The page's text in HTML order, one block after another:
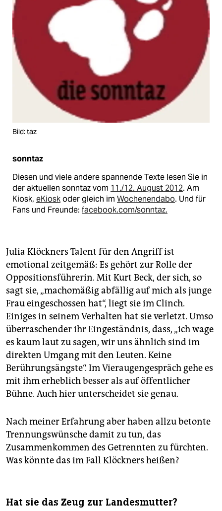
Bild: taz
sonntaz
Diesen und viele andere spannende Texte lesen Sie in
der aktuellen sonntaz vom 11./12. August 2012. Am
Kiosk, eKioskoder gleich im Wochenendabo. Und für
Fans und Freunde: facebook.com/sonntaz.
Julia Klöckners Talent für den Angriff ist
emotional zeitgemäß: Es gehört zur Rolle der
Oppositionsführerin. Mit Kurt Beck, der sich, so
sagt sie, „machomäßig abfällig auf mich als junge
Frau eingeschossen hat“, liegt sie im Clinch.
Einiges in seinem Verhalten hat sie verletzt. Umso
überraschender ihr Eingeständnis, dass, „ich wage
es kaum laut zu sagen, wir uns ähnlich sind im
direkten Umgang mit den Leuten. Keine
Berührungsängste“. Im Vieraugengespräch gehe es
mit ihm erheblich besser als auf öffentlicher
Bühne. Auch hier unterscheidet sie genau.
Nach meiner Erfahrung aber haben allzu betonte
Trennungswünsche damit zu tun, das
Zusammenkommen des Getrennten zu fürchten.
Was könnte das im Fall Klöckners heißen?
Hat sie das Zeug zur Landesmutter?